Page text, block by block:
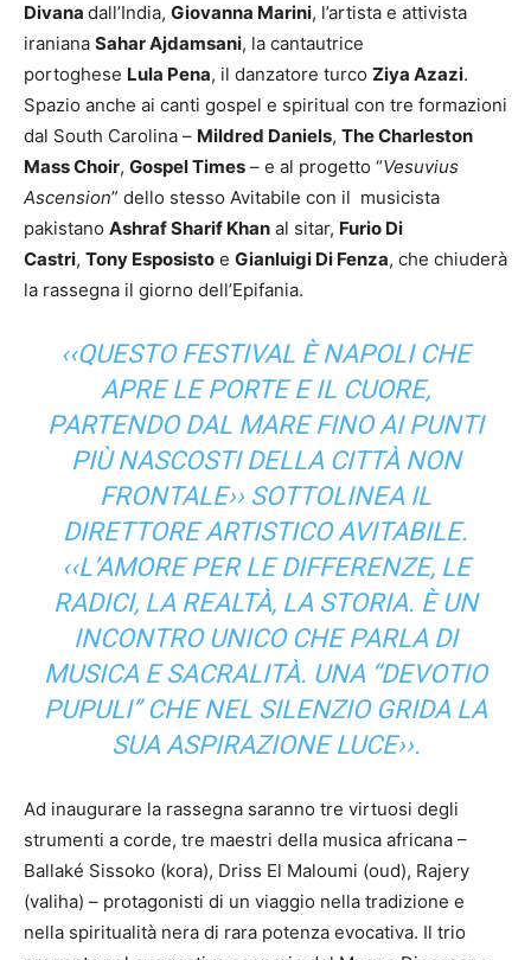
Divana dall’India, Giovanna Marini, l’artista e attivista
iraniana Sahar Ajdamsani, la cantautrice
portoghese Lula Pena, il danzatore turco Ziya Azazi.
Spazio anche ai canti gospel e spiritual con tre formazioni
dal South Carolina – Mildred Daniels, The Charleston
Mass Choir, Gospel Times – e al progetto “Vesuvius
Ascension” dello stesso Avitabile con il musicista
pakistano Ashraf Sharif Khan al sitar, Furio Di
Castri, Tony Esposisto e Gianluigi Di Fenza, che chiuderà
la rassegna il giorno dell’Epifania.
‹‹QUESTO FESTIVAL È NAPOLI CHE
APRE LE PORTE E IL CUORE,
PARTENDO DAL MARE FINO AI PUNTI
PIÙ NASCOSTI DELLA CITTÀ NON
FRONTALE›› SOTTOLINEA IL
DIRETTORE ARTISTICO AVITABILE.
‹‹L’AMORE PER LE DIFFERENZE, LE
RADICI, LA REALTÀ, LA STORIA. È UN
INCONTRO UNICO CHE PARLA DI
MUSICA E SACRALITÀ. UNA “DEVOTIO
PUPULI” CHE NEL SILENZIO GRIDA LA
SUA ASPIRAZIONE LUCE››.
Ad inaugurare la rassegna saranno tre virtuosi degli
strumenti a corde, tre maestri della musica africana –
Ballaké Sissoko (kora), Driss El Maloumi (oud), Rajery
(valiha) – protagonisti di un viaggio nella tradizione e
nella spiritualità nera di rara potenza evocativa. Il trio